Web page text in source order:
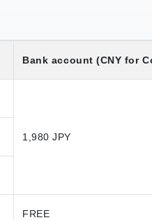
Bank account (CNY for
1,980 JPY
FREE